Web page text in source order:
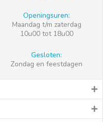
Openingsuren:
Maandag t/m zaterdag
10u00 tot 18u00
Gesloten:
Zondag en feestdagen